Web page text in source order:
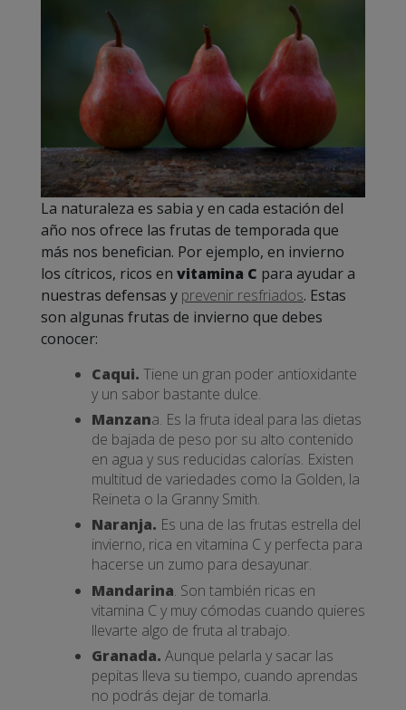
La naturaleza es sabia y en cada estación del
año nos ofrece las frutas de temporada que
más nos benefician. Por ejemplo, en invierno
los cítricos, ricos en vitamina C para ayudar a
nuestras defensas y prevenir resfriados. Estas
son algunas frutas de invierno que debes
conocer:
Caqui. Tiene un gran poder antioxidante
y un sabor bastante dulce.
Manzana. Es la fruta ideal para las dietas
de bajada de peso por su alto contenido
en agua y sus reducidas calorías. Existen
multitud de variedades como la Golden, la
Reineta o la Granny Smith.
Naranja. Es una de las frutas estrella del
invierno, rica en vitamina C y perfecta para
hacerse un zumo para desayunar.
Mandarina. Son también ricas en
vitamina C y muy cómodas cuando quieres
llevarte algo de fruta al trabajo.
Granada. Aunque pelarla y sacar las
pepitas lleva su tiempo, cuando aprendas
no podrás dejar de tomarla.